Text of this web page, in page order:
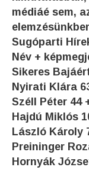
médiáé sem,
Sugóparti
Név +
Sikeres
Nyirati Klára
Széll Péter 44
Hajdú Miklós
László Károly
Preininger
Hornyák